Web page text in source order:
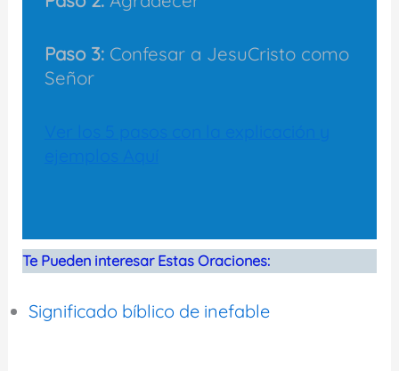
Paso 3: Confesar a JesuCristo como
Señor
Te Pueden interesar Estas Oraciones:
Significado bíblico de inefable